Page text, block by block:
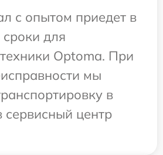
с опытом приедет в
для
Optoma. При
мы
в
сервисный центр